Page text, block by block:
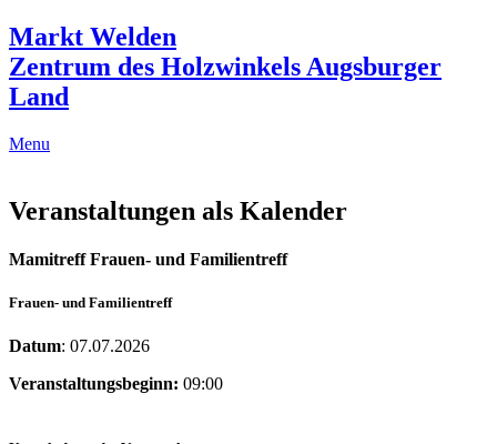
Markt Welden
Zentrum des Holzwinkels Augsburger
Land
Menu
Veranstaltungen als Kalender
Mamitreff Frauen- und Familientreff
Frauen- und Familientreff
Datum: 07.07.2026
Veranstaltungsbeginn: 09:00